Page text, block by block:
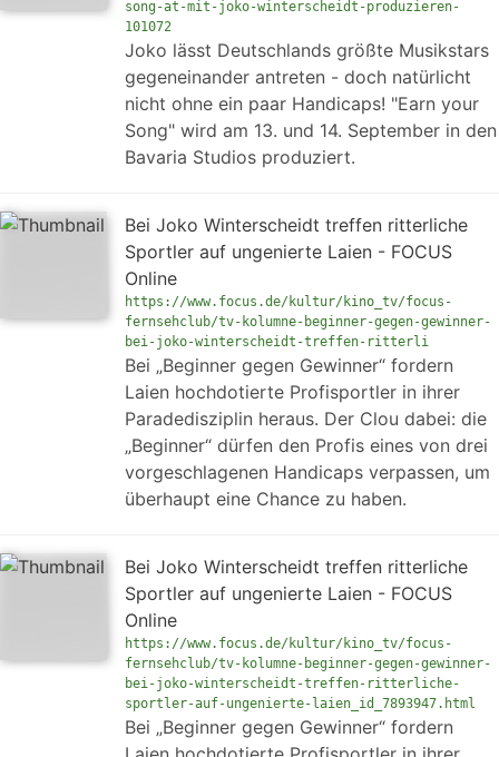
song-at-mit-joko-winterscheidt-produzieren-
101072
Joko lässt Deutschlands größte Musikstars
gegeneinander antreten - doch natürlicht
nicht ohne ein paar Handicaps! "Earn your
Song" wird am 13. und 14. September in den
Bavaria Studios produziert.
Bei Joko Winterscheidt treffen ritterliche
Sportler auf ungenierte Laien - FOCUS
Online
https://www.focus.de/kultur/kino_tv/focus-
fernsehclub/tv-kolumne-beginner-gegen-gewinner-
bei-joko-winterscheidt-treffen-ritterli
Bei „Beginner gegen Gewinner“ fordern
Laien hochdotierte Profisportler in ihrer
Paradedisziplin heraus. Der Clou dabei: die
„Beginner“ dürfen den Profis eines von drei
vorgeschlagenen Handicaps verpassen, um
überhaupt eine Chance zu haben.
Bei Joko Winterscheidt treffen ritterliche
Sportler auf ungenierte Laien - FOCUS
Online
https://www.focus.de/kultur/kino_tv/focus-
fernsehclub/tv-kolumne-beginner-gegen-gewinner-
bei-joko-winterscheidt-treffen-ritterliche-
sportler-auf-ungenierte-laien_id_7893947.html
Bei „Beginner gegen Gewinner“ fordern